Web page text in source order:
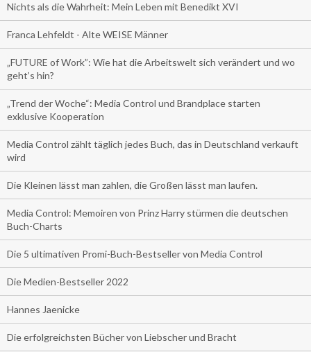
Nichts als die Wahrheit: Mein Leben mit Benedikt XVI
Franca Lehfeldt - Alte WEISE Männer
„FUTURE of Work”: Wie hat die Arbeitswelt sich verändert und wo
geht’s hin?
„Trend der Woche“: Media Control und Brandplace starten
exklusive Kooperation
Media Control zählt täglich jedes Buch, das in Deutschland verkauft
wird
Die Kleinen lässt man zahlen, die Großen lässt man laufen.
Media Control: Memoiren von Prinz Harry stürmen die deutschen
Buch-Charts
Die 5 ultimativen Promi-Buch-Bestseller von Media Control
Die Medien-Bestseller 2022
Hannes Jaenicke
Die erfolgreichsten Bücher von Liebscher und Bracht